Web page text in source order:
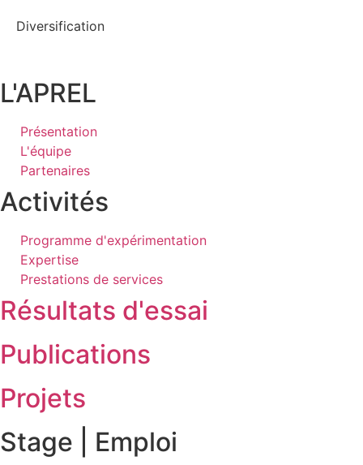
Diversification
L'APREL
Présentation
L'équipe
Partenaires
Activités
Programme d'expérimentation
Expertise
Prestations de services
Résultats d'essai
Publications
Projets
Stage | Emploi